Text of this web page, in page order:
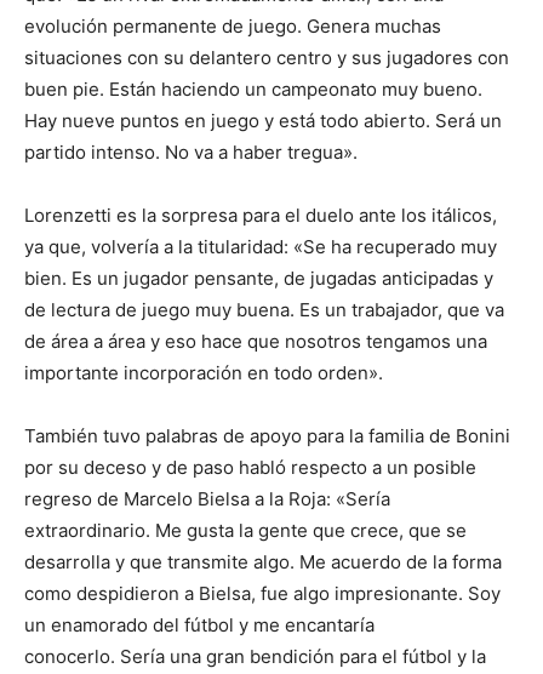
evolución permanente de juego. Genera muchas
situaciones con su delantero centro y sus jugadores con
buen pie. Están haciendo un campeonato muy bueno.
Hay nueve puntos en juego y está todo abierto. Será un
partido intenso. No va a haber tregua».
Lorenzetti es la sorpresa para el duelo ante los itálicos,
ya que, volvería a la titularidad: «Se ha recuperado muy
bien. Es un jugador pensante, de jugadas anticipadas y
de lectura de juego muy buena. Es un trabajador, que va
de área a área y eso hace que nosotros tengamos una
importante incorporación en todo orden».
También tuvo palabras de apoyo para la familia de Bonini
por su deceso y de paso habló respecto a un posible
regreso de Marcelo Bielsa a la Roja: «Sería
extraordinario. Me gusta la gente que crece, que se
desarrolla y que transmite algo. Me acuerdo de la forma
como despidieron a Bielsa, fue algo impresionante. Soy
un enamorado del fútbol y me encantaría
conocerlo. Sería una gran bendición para el fútbol y la